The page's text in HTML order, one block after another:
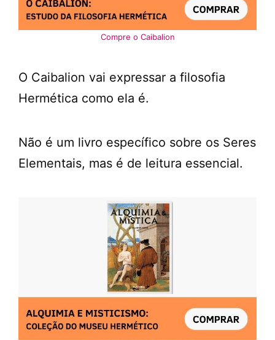
Compre o Caibalion
O Caibalion vai expressar a filosofia
Hermética como ela é.
Não é um livro específico sobre os Seres
Elementais, mas é de leitura essencial.